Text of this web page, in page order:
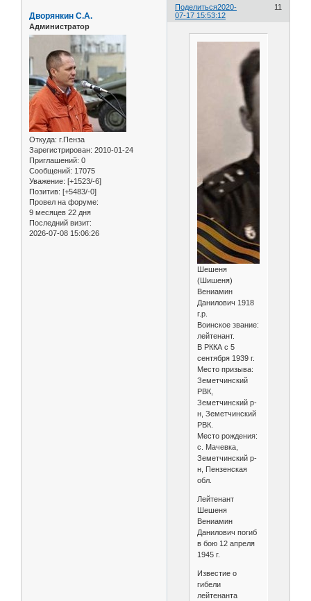
Поделиться 11
2020-
07-17 15:53:12
Дворянкин С.А.
Администратор
Откуда: г.Пенза
Зарегистрирован: 2010-01-24
Приглашений: 0
Сообщений: 17075
Уважение: [+1523/-6]
Позитив: [+5483/-0]
Провел на форуме:
9 месяцев 22 дня
Последний визит:
2026-07-08 15:06:26
Шешеня
(Шишеня)
Вениамин
Данилович 1918
г.р.
Воинское звание:
лейтенант.
В РККА с 5
сентября 1939 г.
Место призыва:
Земетчинский
РВК,
Земетчинский р-
н, Земетчинский
РВК.
Место рождения:
с. Мачевка,
Земетчинский р-
н, Пензенская
обл.
Лейтенант
Шешеня
Вениамин
Данилович погиб
в бою 12 апреля
1945 г.
Известие о
гибели
лейтенанта